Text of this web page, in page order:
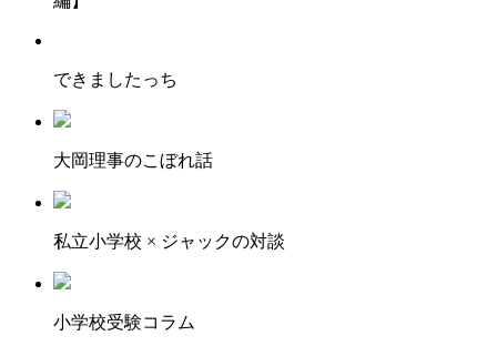
できましたっち
大岡理事のこぼれ話
私立小学校 × ジャックの対談
小学校受験コラム